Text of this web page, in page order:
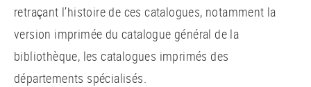
retraçant l’histoire de ces catalogues, notamment la
version imprimée du catalogue général de la
bibliothèque, les catalogues imprimés des
départements spécialisés.